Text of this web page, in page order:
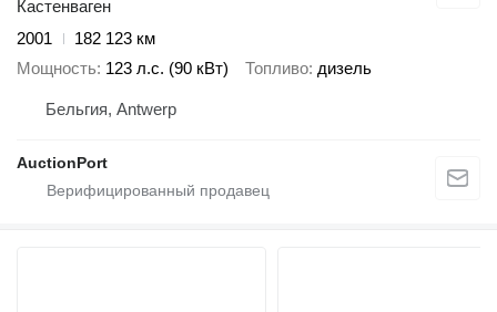
Кастенваген
2001
182 123 км
Мощность 123 л.с. (90 кВт) Топливо дизель
Бельгия, Antwerp
AuctionPort